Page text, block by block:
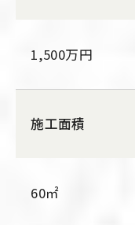
1,500万円
施工面積
60㎡